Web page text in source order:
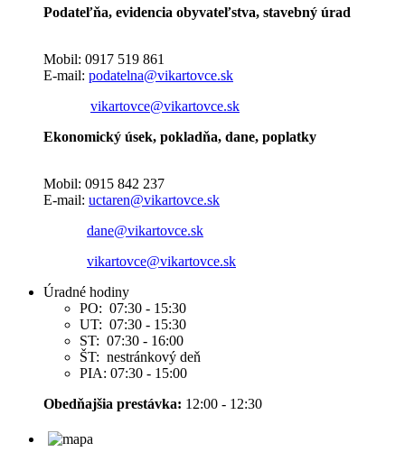
Podateľňa, evidencia obyvateľstva, stavebný úrad
Mobil: 0917 519 861
E-mail: podatelna@vikartovce.sk
vikartovce@vikartovce.sk
Ekonomický úsek, pokladňa, dane, poplatky
Mobil: 0915 842 237
E-mail: uctaren@vikartovce.sk
dane@vikartovce.sk
vikartovce@vikartovce.sk
Úradné hodiny
PO: 07:30 - 15:30
UT: 07:30 - 15:30
ST: 07:30 - 16:00
ŠT: nestránkový deň
PIA: 07:30 - 15:00
Obedňajšia prestávka: 12:00 - 12:30